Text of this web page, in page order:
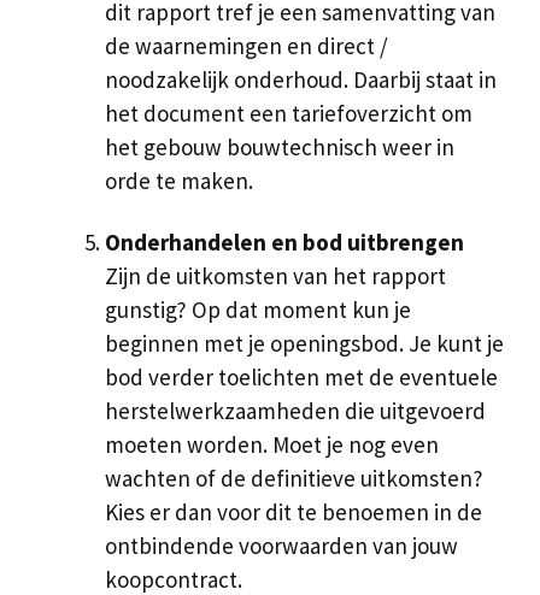
dit rapport tref je een samenvatting van
de waarnemingen en direct /
noodzakelijk onderhoud. Daarbij staat in
het document een tariefoverzicht om
het gebouw bouwtechnisch weer in
orde te maken.
Onderhandelen en bod uitbrengen
Zijn de uitkomsten van het rapport
gunstig? Op dat moment kun je
beginnen met je openingsbod. Je kunt je
bod verder toelichten met de eventuele
herstelwerkzaamheden die uitgevoerd
moeten worden. Moet je nog even
wachten of de definitieve uitkomsten?
Kies er dan voor dit te benoemen in de
ontbindende voorwaarden van jouw
koopcontract.